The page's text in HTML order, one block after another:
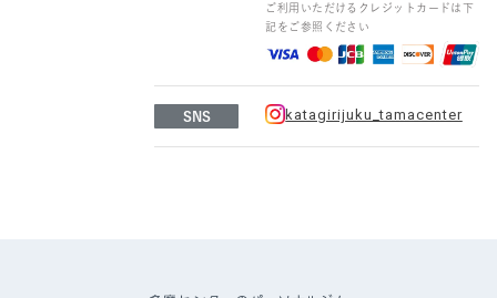
ご利用いただけるクレジットカードは下
記をご参照ください
SNS katagirijuku_tamacenter